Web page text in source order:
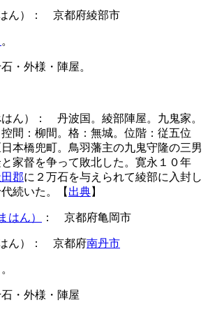
） ： 京都府綾部市
。
・外様・陣屋。
ん）： 丹波国。綾部陣屋。九鬼家。
間：柳間。格：無城。位階：従五位
本橋兜町。鳥羽藩主の九鬼守隆の三男
家督を争って敗北した。寛永１０年
郡に２万石を与えられて綾部に入封し
続いた。【 出典】
はん） ： 京都府亀岡市
） ： 京都府南丹市
石・外様・陣屋